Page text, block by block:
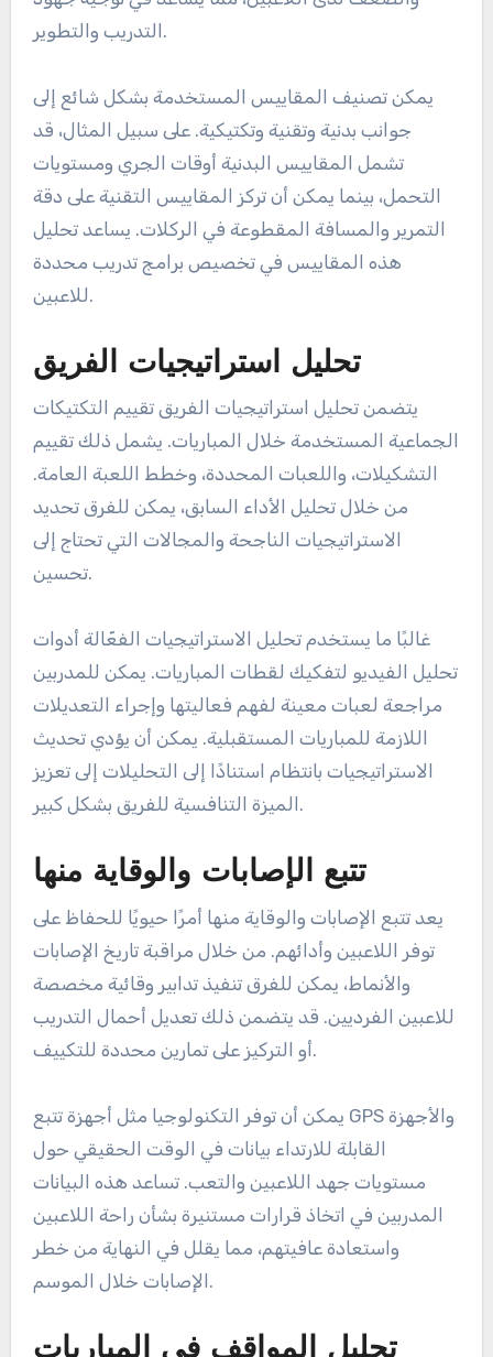
التدريب والتطوير.
يمكن تصنيف المقاييس المستخدمة بشكل شائع إلى
جوانب بدنية وتقنية وتكتيكية. على سبيل المثال، قد
تشمل المقاييس البدنية أوقات الجري ومستويات
التحمل، بينما يمكن أن تركز المقاييس التقنية على دقة
التمرير والمسافة المقطوعة في الركلات. يساعد تحليل
هذه المقاييس في تخصيص برامج تدريب محددة
للاعبين.
تحليل استراتيجيات الفريق
يتضمن تحليل استراتيجيات الفريق تقييم التكتيكات
الجماعية المستخدمة خلال المباريات. يشمل ذلك تقييم
التشكيلات، واللعبات المحددة، وخطط اللعبة العامة.
من خلال تحليل الأداء السابق، يمكن للفرق تحديد
الاستراتيجيات الناجحة والمجالات التي تحتاج إلى
تحسين.
غالبًا ما يستخدم تحليل الاستراتيجيات الفعّالة أدوات
تحليل الفيديو لتفكيك لقطات المباريات. يمكن للمدربين
مراجعة لعبات معينة لفهم فعاليتها وإجراء التعديلات
اللازمة للمباريات المستقبلية. يمكن أن يؤدي تحديث
الاستراتيجيات بانتظام استنادًا إلى التحليلات إلى تعزيز
الميزة التنافسية للفريق بشكل كبير.
تتبع الإصابات والوقاية منها
يعد تتبع الإصابات والوقاية منها أمرًا حيويًا للحفاظ على
توفر اللاعبين وأدائهم. من خلال مراقبة تاريخ الإصابات
والأنماط، يمكن للفرق تنفيذ تدابير وقائية مخصصة
للاعبين الفرديين. قد يتضمن ذلك تعديل أحمال التدريب
أو التركيز على تمارين محددة للتكييف.
يمكن أن توفر التكنولوجيا مثل أجهزة تتبع GPS والأجهزة
القابلة للارتداء بيانات في الوقت الحقيقي حول
مستويات جهد اللاعبين والتعب. تساعد هذه البيانات
المدربين في اتخاذ قرارات مستنيرة بشأن راحة اللاعبين
واستعادة عافيتهم، مما يقلل في النهاية من خطر
الإصابات خلال الموسم.
تحليل المواقف في المباريات